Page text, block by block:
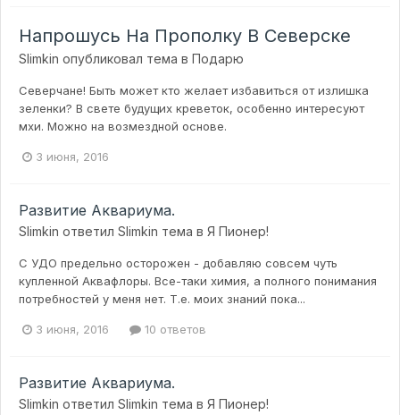
Напрошусь На Прополку В Северске
Slimkin опубликовал тема в Подарю
Северчане! Быть может кто желает избавиться от излишка
зеленки? В свете будущих креветок, особенно интересуют
мхи. Можно на возмездной основе.
3 июня, 2016
Развитие Аквариума.
Slimkin ответил Slimkin тема в Я Пионер!
С УДО предельно осторожен - добавляю совсем чуть
купленной Аквафлоры. Все-таки химия, а полного понимания
потребностей у меня нет. Т.е. моих знаний пока...
3 июня, 2016 10 ответов
Развитие Аквариума.
Slimkin ответил Slimkin тема в Я Пионер!